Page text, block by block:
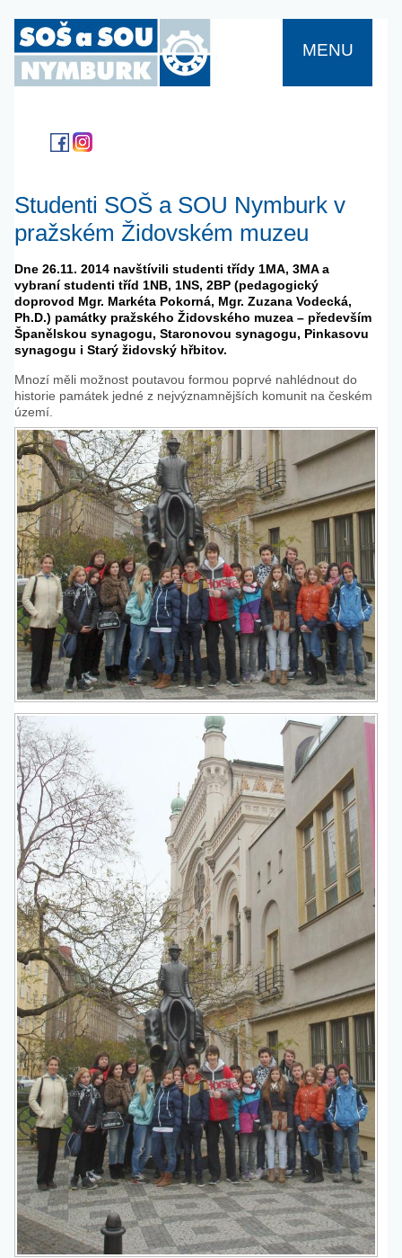
MENU
Studenti SOŠ a SOU Nymburk v
pražském Židovském muzeu
Dne 26.11. 2014 navštívili studenti třídy 1MA, 3MA a
vybraní studenti tříd 1NB, 1NS, 2BP (pedagogický
doprovod Mgr. Markéta Pokorná, Mgr. Zuzana Vodecká,
Ph.D.) památky pražského Židovského muzea – především
Španělskou synagogu, Staronovou synagogu, Pinkasovu
synagogu i Starý židovský hřbitov.
Mnozí měli možnost poutavou formou poprvé nahlédnout do
historie památek jedné z nejvýznamnějších komunit na českém
území.